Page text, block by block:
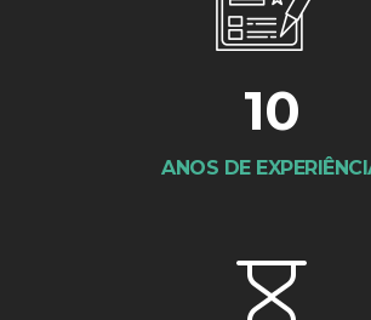
10
ANOS DE